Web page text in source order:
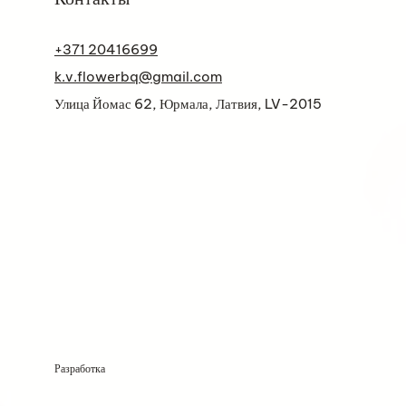
+371 20416699
k.v.flowerbq@gmail.com
Улица Йомас 62, Юрмала, Латвия, LV-2015
Разработка